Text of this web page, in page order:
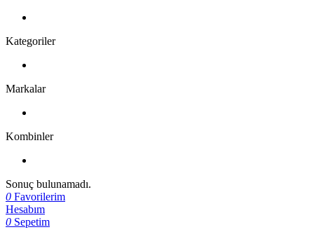
Kategoriler
Markalar
Kombinler
Sonuç bulunamadı.
0 Favorilerim
Hesabım
0 Sepetim